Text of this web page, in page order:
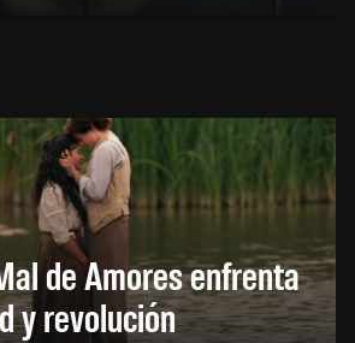
de Amores enfrenta
y revolución